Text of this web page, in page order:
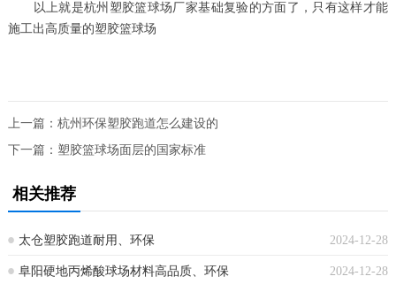
以上就是杭州塑胶篮球场厂家基础复验的方面了，只有这样才能
施工出高质量的塑胶篮球场
上一篇： 杭州环保塑胶跑道怎么建设的
下一篇： 塑胶篮球场面层的国家标准
相关推荐
2024-12-28
太仓塑胶跑道耐用、环保
2024-12-28
阜阳硬地丙烯酸球场材料高品质、环保